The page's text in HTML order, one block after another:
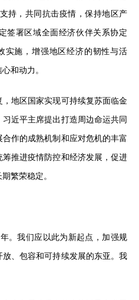
持，共同抗击疫情，保持地区产
签署区域全面经济伙伴关系协定
实施，增强地区经济的韧性与活
和动力。
地区国家实现可持续复苏面临金
近平主席提出打造周边命运共同
作的成熟机制和应对危机的丰富
推进疫情防控和经济发展，促进
繁荣稳定。
我们应以此为新起点，加强规
、包容和可持续发展的东亚。我